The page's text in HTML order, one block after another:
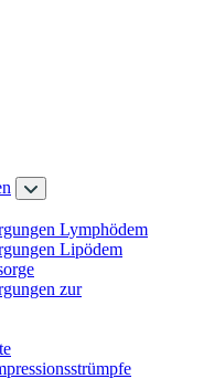
Lymphödem
Lipödem
zur